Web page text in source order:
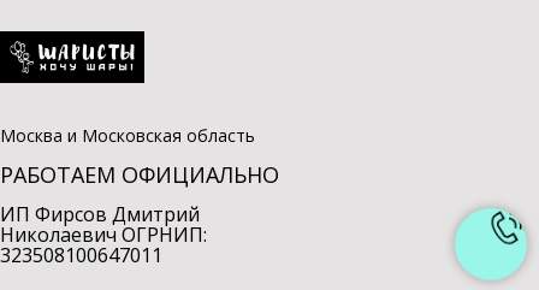
Москва и Московская область
РАБОТАЕМ ОФИЦИАЛЬНО
ИП Фирсов Дмитрий
Николаевич ОГРНИП:
323508100647011